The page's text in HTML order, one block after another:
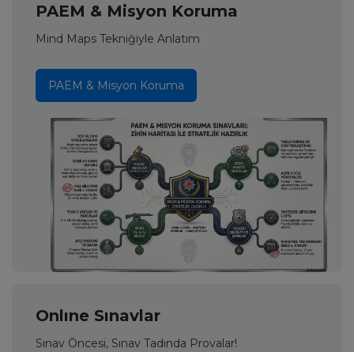
PAEM & Misyon Koruma
Mind Maps Tekniğiyle Anlatım
PAEM & Misyon Koruma
Onlıne Sınavlar
Sınav Öncesi, Sınav Tadında Provalar!